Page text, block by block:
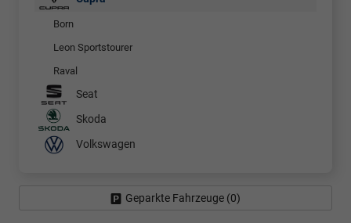
Born
Leon Sportstourer
Raval
Seat
Skoda
Volkswagen
Geparkte Fahrzeuge (0)